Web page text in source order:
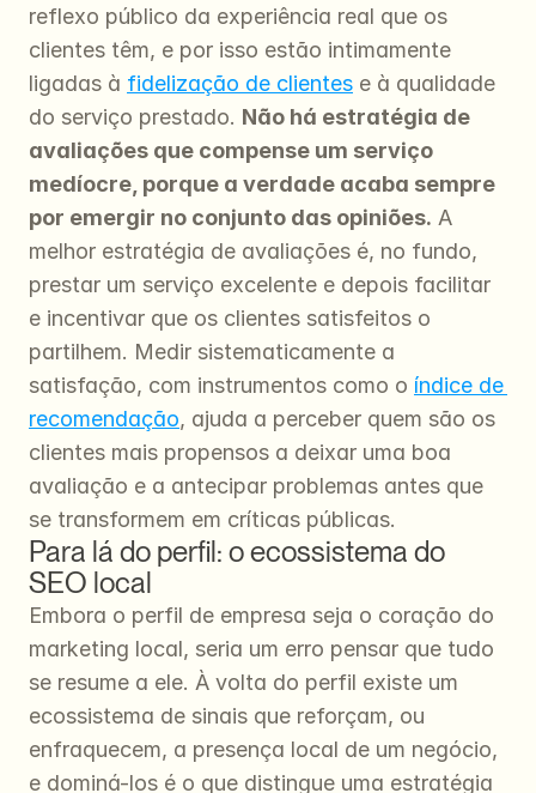
reflexo público da experiência real que os
clientes têm, e por isso estão intimamente
ligadas à fidelização de clientes e à qualidade
do serviço prestado. Não há estratégia de
avaliações que compense um serviço
medíocre, porque a verdade acaba sempre
por emergir no conjunto das opiniões. A
melhor estratégia de avaliações é, no fundo,
prestar um serviço excelente e depois facilitar
e incentivar que os clientes satisfeitos o
partilhem. Medir sistematicamente a
satisfação, com instrumentos como o índice de
recomendação, ajuda a perceber quem são os
clientes mais propensos a deixar uma boa
avaliação e a antecipar problemas antes que
se transformem em críticas públicas.
Para lá do perfil: o ecossistema do
SEO local
Embora o perfil de empresa seja o coração do
marketing local, seria um erro pensar que tudo
se resume a ele. À volta do perfil existe um
ecossistema de sinais que reforçam, ou
enfraquecem, a presença local de um negócio,
e dominá-los é o que distingue uma estratégia